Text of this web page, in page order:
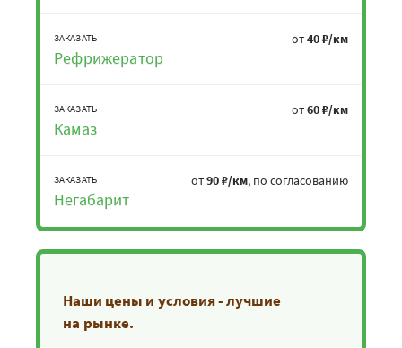
ЗАКАЗАТЬ
Рефрижератор
от40 ₽/км
ЗАКАЗАТЬ
Камаз
от60 ₽/км
ЗАКАЗАТЬ
Негабарит
от90 ₽/км, по согласованию
Наши цены и условия - лучшие
на рынке.